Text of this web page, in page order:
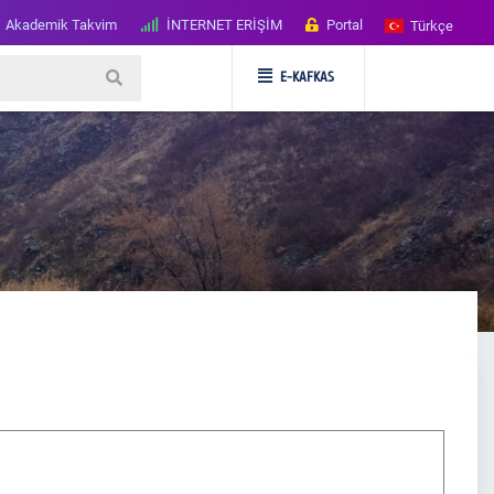
Akademik Takvim İNTERNET ERİŞİM Portal Türkçe
E-KAFKAS